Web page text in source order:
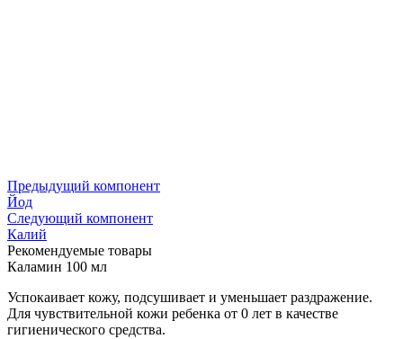
Предыдущий компонент
Йод
Следующий компонент
Калий
Рекомендуемые товары
Каламин 100 мл
Успокаивает кожу, подсушивает и уменьшает раздражение.
Для чувствительной кожи ребенка от 0 лет в качестве
гигиенического средства.